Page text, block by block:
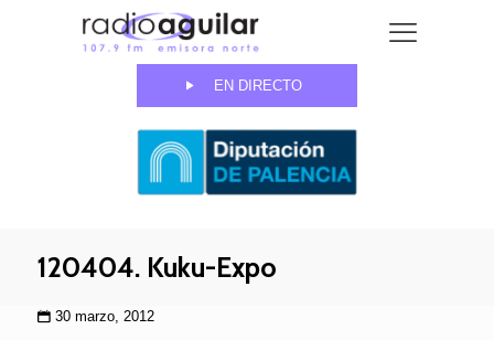
EN DIRECTO
120404. Kuku-Expo
30 marzo, 2012